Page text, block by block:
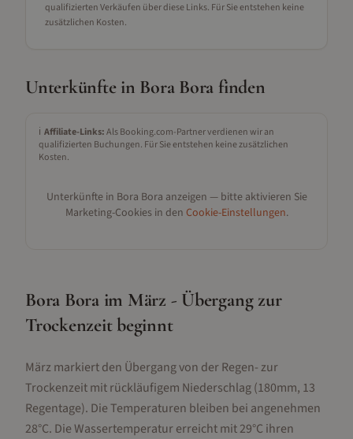
qualifizierten Verkäufen über diese Links. Für Sie entstehen keine
zusätzlichen Kosten.
Unterkünfte in Bora Bora finden
ℹ️ Affiliate-Links:Als Booking.com-Partner verdienen wir an
qualifizierten Buchungen. Für Sie entstehen keine zusätzlichen
Kosten.
Unterkünfte in Bora Bora anzeigen — bitte aktivieren Sie
Marketing-Cookies in den Cookie-Einstellungen.
Bora Bora im März - Übergang zur
Trockenzeit beginnt
März markiert den Übergang von der Regen- zur
Trockenzeit mit rückläufigem Niederschlag (180mm, 13
Regentage). Die Temperaturen bleiben bei angenehmen
28°C. Die Wassertemperatur erreicht mit 29°C ihren